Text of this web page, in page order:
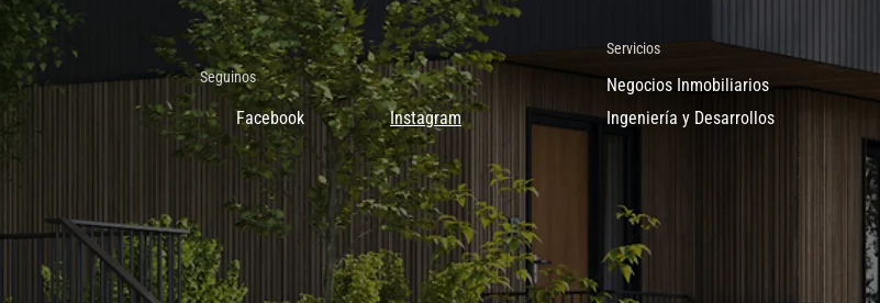
Seguinos
Facebook Instagram
Servicios
Negocios Inmobiliarios
Ingeniería y Desarrollos